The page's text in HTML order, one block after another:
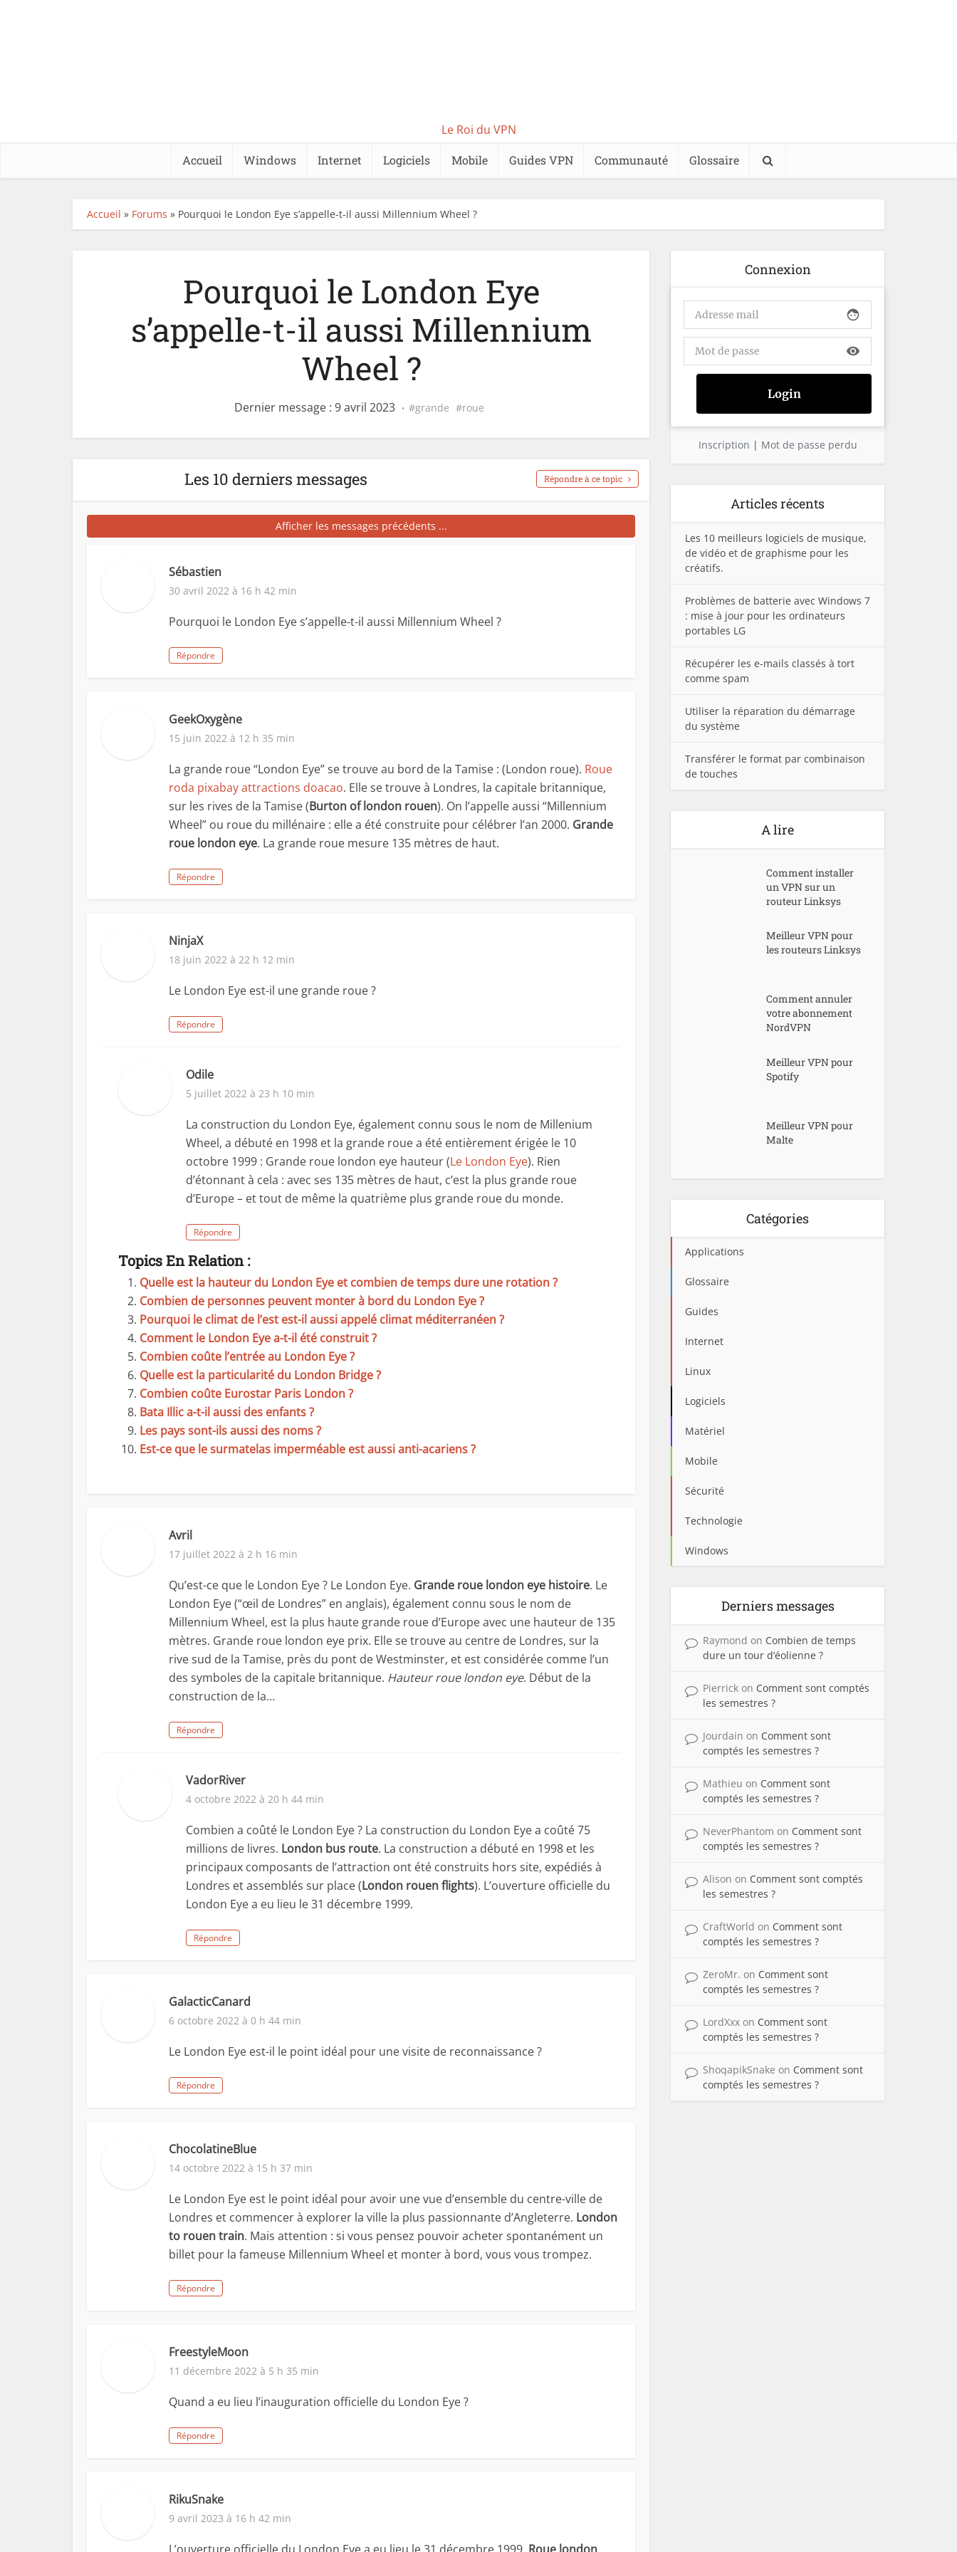
Le Roi du VPN
Accueil Windows Internet Logiciels Mobile Guides VPN Communauté Glossaire
Accueil » Forums » Pourquoi le London Eye s’appelle-t-il aussi Millennium Wheel ?
Pourquoi le London Eye
s’appelle-t-il aussi Millennium
Wheel ?
Dernier message : 9 avril 2023 grande roue
Les 10 derniers messages Répondre à ce topic
Afficher les messages précédents ...
Sébastien
30 avril 2022 à 16 h 42 min
Pourquoi le London Eye s’appelle-t-il aussi Millennium Wheel ?
Répondre
GeekOxygène
15 juin 2022 à 12 h 35 min
La grande roue “London Eye” se trouve au bord de la Tamise : (London roue). Roue
roda pixabay attractions doacao. Elle se trouve à Londres, la capitale britannique,
sur les rives de la Tamise (Burton of london rouen). On l’appelle aussi “Millennium
Wheel” ou roue du millénaire : elle a été construite pour célébrer l’an 2000. Grande
roue london eye. La grande roue mesure 135 mètres de haut.
Répondre
NinjaX
18 juin 2022 à 22 h 12 min
Le London Eye est-il une grande roue ?
Répondre
Odile
5 juillet 2022 à 23 h 10 min
La construction du London Eye, également connu sous le nom de Millenium
Wheel, a débuté en 1998 et la grande roue a été entièrement érigée le 10
octobre 1999 : Grande roue london eye hauteur (Le London Eye). Rien
d’étonnant à cela : avec ses 135 mètres de haut, c’est la plus grande roue
d’Europe – et tout de même la quatrième plus grande roue du monde.
Répondre
Topics En Relation :
Quelle est la hauteur du London Eye et combien de temps dure une rotation ?
Combien de personnes peuvent monter à bord du London Eye ?
Pourquoi le climat de l’est est-il aussi appelé climat méditerranéen ?
Comment le London Eye a-t-il été construit ?
Combien coûte l’entrée au London Eye ?
Quelle est la particularité du London Bridge ?
Combien coûte Eurostar Paris London ?
Bata Illic a-t-il aussi des enfants ?
Les pays sont-ils aussi des noms ?
Est-ce que le surmatelas imperméable est aussi anti-acariens ?
Avril
17 juillet 2022 à 2 h 16 min
Qu’est-ce que le London Eye ? Le London Eye. Grande roue london eye histoire. Le
London Eye (“œil de Londres” en anglais), également connu sous le nom de
Millennium Wheel, est la plus haute grande roue d’Europe avec une hauteur de 135
mètres. Grande roue london eye prix. Elle se trouve au centre de Londres, sur la
rive sud de la Tamise, près du pont de Westminster, et est considérée comme l’un
des symboles de la capitale britannique. Hauteur roue london eye. Début de la
construction de la…
Répondre
VadorRiver
4 octobre 2022 à 20 h 44 min
Combien a coûté le London Eye ? La construction du London Eye a coûté 75
millions de livres. London bus route. La construction a débuté en 1998 et les
principaux composants de l’attraction ont été construits hors site, expédiés à
Londres et assemblés sur place (London rouen flights). L’ouverture officielle du
London Eye a eu lieu le 31 décembre 1999.
Répondre
GalacticCanard
6 octobre 2022 à 0 h 44 min
Le London Eye est-il le point idéal pour une visite de reconnaissance ?
Répondre
ChocolatineBlue
14 octobre 2022 à 15 h 37 min
Le London Eye est le point idéal pour avoir une vue d’ensemble du centre-ville de
Londres et commencer à explorer la ville la plus passionnante d’Angleterre. London
to rouen train. Mais attention : si vous pensez pouvoir acheter spontanément un
billet pour la fameuse Millennium Wheel et monter à bord, vous vous trompez.
Répondre
FreestyleMoon
11 décembre 2022 à 5 h 35 min
Quand a eu lieu l’inauguration officielle du London Eye ?
Répondre
RikuSnake
9 avril 2023 à 16 h 42 min
Connexion
face
visibility
Inscription | Mot de passe perdu
Articles récents
Les 10 meilleurs logiciels de musique,
de vidéo et de graphisme pour les
créatifs.
Problèmes de batterie avec Windows 7
: mise à jour pour les ordinateurs
portables LG
Récupérer les e-mails classés à tort
comme spam
Utiliser la réparation du démarrage
du système
Transférer le format par combinaison
de touches
A lire
Comment installer
un VPN sur un
routeur Linksys
Meilleur VPN pour
les routeurs Linksys
Comment annuler
votre abonnement
NordVPN
Meilleur VPN pour
Spotify
Meilleur VPN pour
Malte
Catégories
Applications
Glossaire
Guides
Internet
Linux
Logiciels
Matériel
Mobile
Sécurité
Technologie
Windows
Derniers messages
Raymond on Combien de temps
dure un tour d’éolienne ?
Pierrick on Comment sont comptés
les semestres ?
Jourdain on Comment sont
comptés les semestres ?
Mathieu on Comment sont
comptés les semestres ?
NeverPhantom on Comment sont
comptés les semestres ?
Alison on Comment sont comptés
les semestres ?
CraftWorld on Comment sont
comptés les semestres ?
ZeroMr. on Comment sont
comptés les semestres ?
LordXxx on Comment sont
comptés les semestres ?
ShoqapikSnake on Comment sont
comptés les semestres ?